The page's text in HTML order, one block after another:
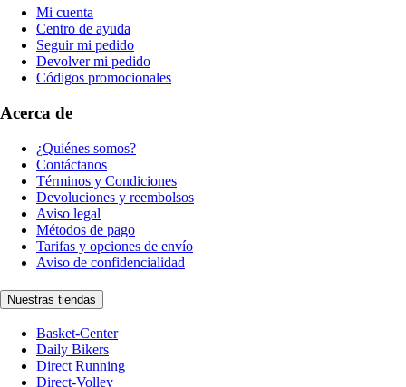
Mi cuenta
Centro de ayuda
Seguir mi pedido
Devolver mi pedido
Códigos promocionales
Acerca de
¿Quiénes somos?
Contáctanos
Términos y Condiciones
Devoluciones y reembolsos
Aviso legal
Métodos de pago
Tarifas y opciones de envío
Aviso de confidencialidad
Nuestras tiendas
Basket-Center
Daily Bikers
Direct Running
Direct-Volley